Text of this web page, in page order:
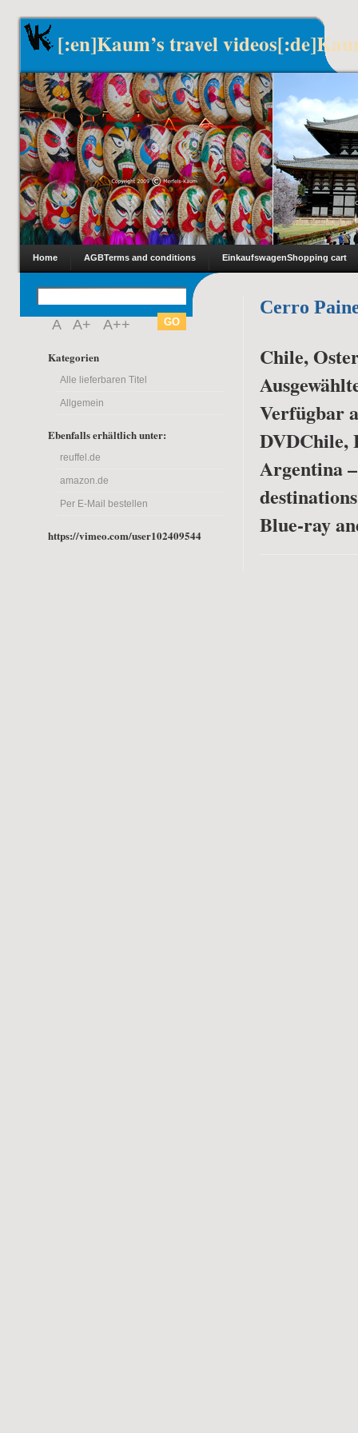
[:en]Kaum’s travel
Home AGBTerms and conditions EinkaufswagenShopping cart
A A+ A++
Kategorien
Alle lieferbaren Titel
Allgemein
Ebenfalls erhältlich unter:
reuffel.de
amazon.de
Per E-Mail bestellen
https://vimeo.com/user102409544
Cerro
Chile,
Verfügbar
DVDChile,
Argentina
Blue-ray